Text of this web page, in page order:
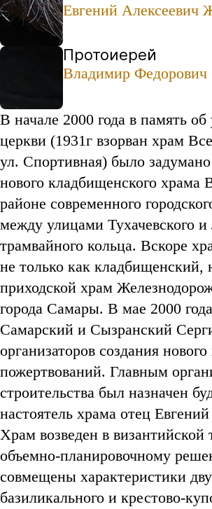
Евгений Алексеевич
Протоиерей
Владимир
В начале 2000 года в память об
церкви (1931г взорван храм
ул. Спортивная) было задумано
нового кладбищенского храма
районе современного
между улицами Тухачевского
трамвайного кольца. Вскоре
не только как кладбищенский,
приходской храм
города Самары. В мае 2000
Самарский и Сызранский
организаторов создания
пожертвований. Главным
строительства был назначен
настоятель храма отец
Храм возведен в
объемно-планировочному
совмещены характеристики
базиликального и крестово-